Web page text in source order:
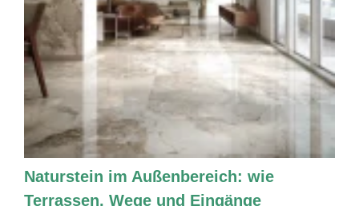
Naturstein im Außenbereich: wie
Terrassen, Wege und Eingänge